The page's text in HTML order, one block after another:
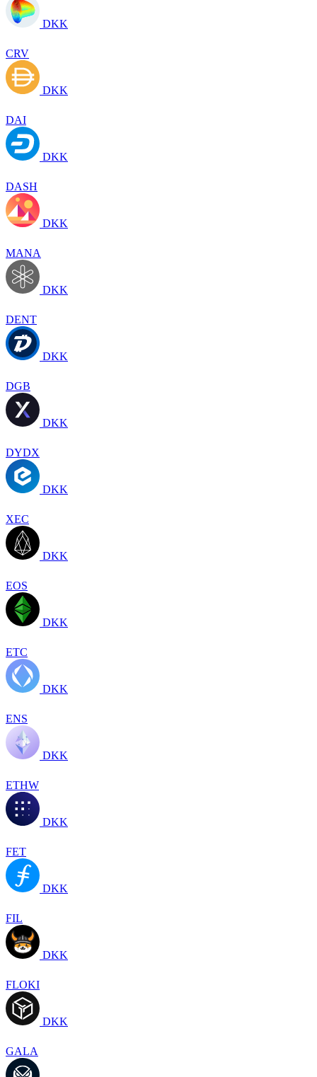
DKK
CRV
DKK
DAI
DKK
DASH
DKK
MANA
DKK
DENT
DKK
DGB
DKK
DYDX
DKK
XEC
DKK
EOS
DKK
ETC
DKK
ENS
DKK
ETHW
DKK
FET
DKK
FIL
DKK
FLOKI
DKK
GALA